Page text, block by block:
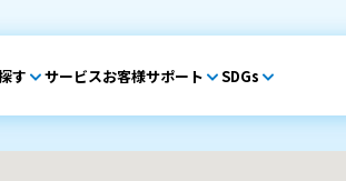
す サービスお客様サポート SDGs